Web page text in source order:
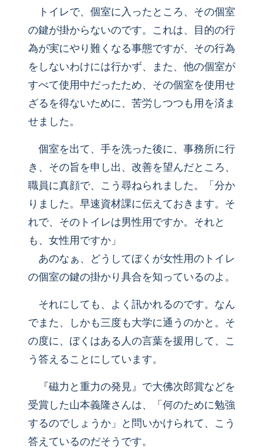
トイレで、個室に入ったところ、その個室
の鍵が掛からないのです。これは、目的の行
為が実にやり難くなる事態ですが、その行為
をしないわけには行かず、また、他の個室が
すべて使用中だったため、その個室を使用せ
ざるを得ないために、苦労しつつも用を済ま
せました。
個室を出て、手を洗った後に、事務所に行
き、その旨を申し出、改善を望んだところ、
職員に真顔で、こう尋ねられました。「分か
りました。早速資材課に伝えておきます。そ
れで、そのトイレは男性用ですか。それと
も、女性用ですか」
あのなぁ、どうしてぼくが女性用のトイレ
の個室の鍵の掛かり具合を知っているのよ。
それにしても、よく訊かれるのです。なん
でまた、しかも三度も大学に通うのかと。そ
の度に、ぼくはある人の言葉を援用して、こ
う答えることにしています。
『磁力と重力の発見』で大佛次郎賞などを
受賞した山本義隆さんは、「何のために勉強
するのでしょうか」と問いかけられて、こう
答えているのだそうです。